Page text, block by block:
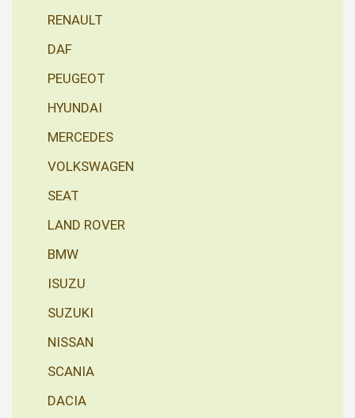
RENAULT
DAF
PEUGEOT
HYUNDAI
MERCEDES
VOLKSWAGEN
SEAT
LAND ROVER
BMW
ISUZU
SUZUKI
NISSAN
SCANIA
DACIA